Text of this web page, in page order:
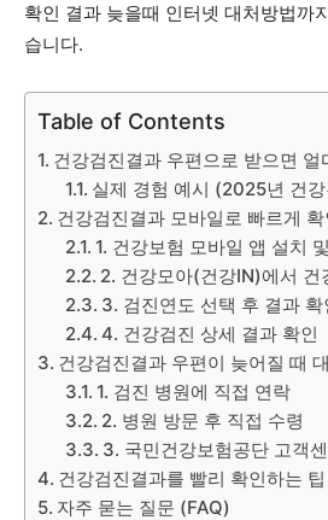
확인 결과 늦을때 인터넷 대처방법까
습니다.
Table of Contents
건강검진결과 우편으로 받으면 얼
실제 경험 예시 (2025년 건
건강검진결과 모바일로 빠르게
1. 건강보험 모바일 앱 설치
2. 건강모아(건강IN)에서 건
3. 검진연도 선택 후 결과 확
4. 건강검진 상세 결과 확인
건강검진결과 우편이 늦어질 때
1. 검진 병원에 직접 연락
2. 병원 방문 후 직접 수령
3. 국민건강보험공단 고객
건강검진결과를 빨리 확인하는 팁
자주 묻는 질문 (FAQ)